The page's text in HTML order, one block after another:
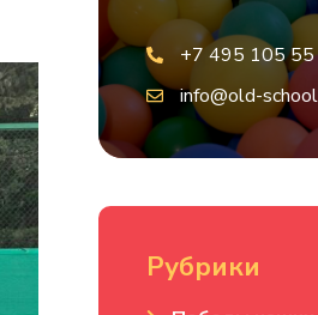
+7 495 105
info@old-
Рубрики